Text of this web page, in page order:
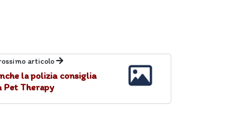
articolo
la polizia consiglia
Pet Therapy